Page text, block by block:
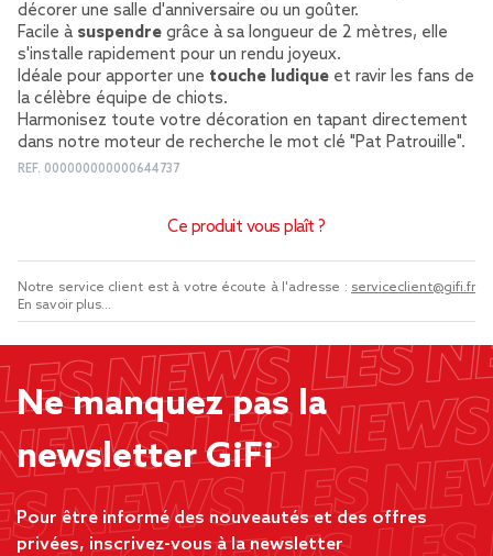
décorer une salle d'anniversaire ou un goûter.
Facile à suspendre grâce à sa longueur de 2 mètres, elle
s'installe rapidement pour un rendu joyeux.
Idéale pour apporter une touche ludique et ravir les fans de
la célèbre équipe de chiots.
Harmonisez toute votre décoration en tapant directement
dans notre moteur de recherche le mot clé "Pat Patrouille".
REF. 000000000000644737
Ce produit vous plaît ?
Notre service client est à votre écoute à l'adresse : serviceclient@gifi.fr
En savoir plus...
Ne manquez pas la
newsletter GiFi
Pour être informé des nouveautés et des offres
privées, inscrivez-vous à la newsletter